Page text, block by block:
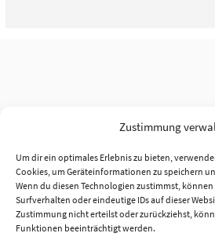
Zustimmung
Um dir ein optimales Erlebnis zu bieten,
Cookies, um Geräteinformationen zu speichern
Wenn du diesen Technologien zustimmst,
Surfverhalten oder eindeutige IDs auf dieser
Zustimmung nicht erteilst oder zurückziehst,
Funktionen beeinträchtigt werden.